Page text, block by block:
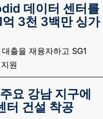
데이터 센터를
3천 3백만 싱가
출을 재융자하고 SG1
원
요 강남 지구에
터 건설 착공